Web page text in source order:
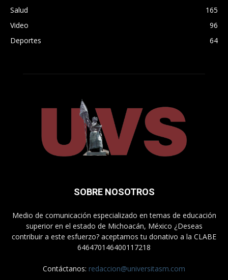
Salud
165
Video
96
Deportes
64
SOBRE NOSOTROS
Medio de comunicación especializado en temas de educación
superior en el estado de Michoacán, México ¿Deseas
contribuir a este esfuerzo? aceptamos tu donativo a la CLABE
646470146400117218
Contáctanos: redaccion@universitasm.com